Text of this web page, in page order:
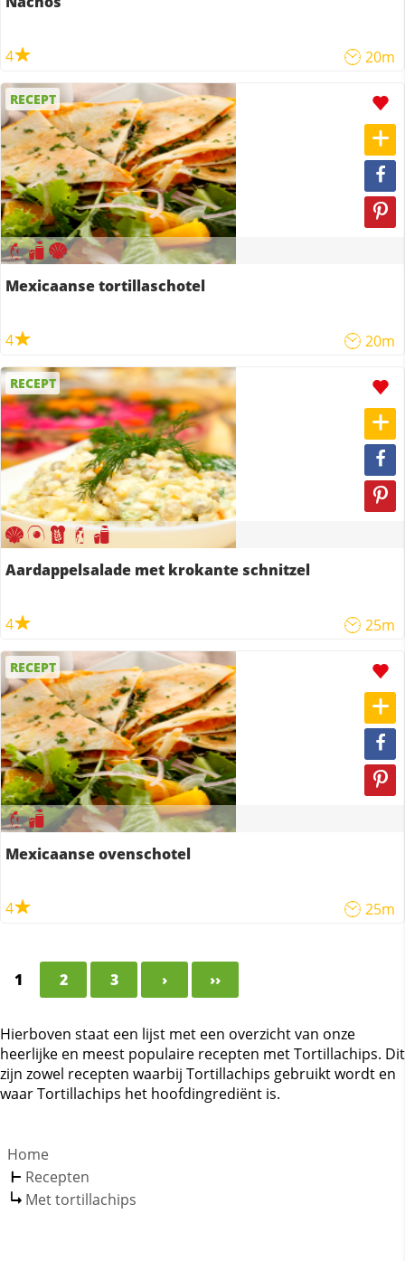
4 20m
RECEPT
Mexicaanse tortillaschotel
4 20m
RECEPT
Aardappelsalade met krokante schnitzel
4 25m
RECEPT
Mexicaanse ovenschotel
4 25m
1 2 3 › ››
Hierboven staat een lijst met een overzicht van onze
heerlijke en meest populaire recepten met Tortillachips. Dit
zijn zowel recepten waarbij Tortillachips gebruikt wordt en
waar Tortillachips het hoofdingrediënt is.
Home
Recepten
Met tortillachips